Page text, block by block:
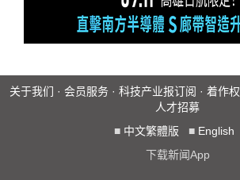
关于我们 · 会员服务 · 科技产业报订阅 · 着作权
人才招募
■ 中文繁體版 ■ English
下载新闻App